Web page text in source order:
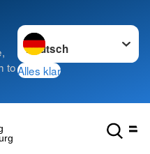
to
Sprache wechseln zu
Alles klar